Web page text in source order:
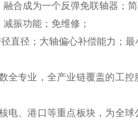
合成为一个反弹免联轴器；
振功能；免维修；
直径；大轴偏心补偿能力；最
全专业，全产业链覆盖的工
、港口等重点板块，为全球